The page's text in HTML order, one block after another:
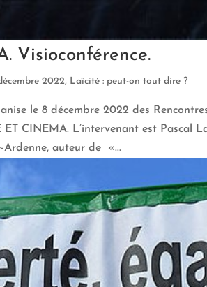
Visioconférence.
2022, Laïcité : peut-on tout dire ?
le 8 décembre 2022 des
CINEMA. L’intervenant est Pascal
Ardenne, auteur de «...